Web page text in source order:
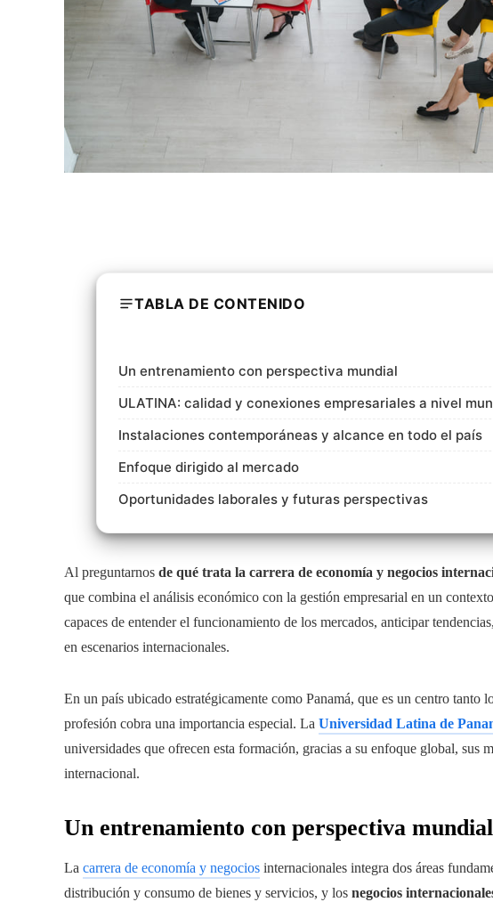
TABLA DE CONTENIDO
Un entrenamiento con perspectiva mundial
ULATINA: calidad y conexiones empresariales a nivel
Instalaciones contemporáneas y alcance en todo el país
Enfoque dirigido al mercado
Oportunidades laborales y futuras perspectivas
Al preguntarnos de qué trata la carrera de economía y negocios
que combina el análisis económico con la gestión empresarial en un
capaces de entender el funcionamiento de los mercados, anticipar
en escenarios internacionales.
En un país ubicado estratégicamente como Panamá, que es un centro tanto
profesión cobra una importancia especial. La Universidad Latina de
universidades que ofrecen esta formación, gracias a su enfoque global, sus
internacional.
Un entrenamiento con perspectiva mundial
La carrera de economía y negocios internacionales integra dos áreas
distribución y consumo de bienes y servicios, y los negocios